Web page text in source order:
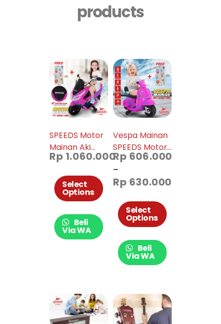
products
SPEEDS Motor
Mainan Aki
Skuter Toys
Moge Anak
Honda PCX
Sepeda M988
Rp 1.060.000
Select
Options
Beli
Via WA
Vespa Mainan
SPEEDS Motor
Elektrik Aki Mini
Scooter Accu
Piagio PMB
Licensed M788
Rp 606.000
–
Rp 630.000
Select
Options
Beli
Via WA